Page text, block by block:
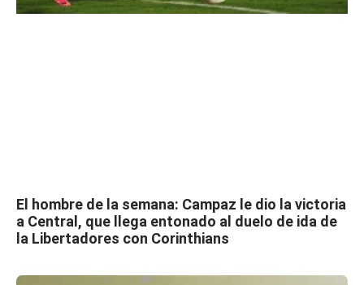
El hombre de la semana: Campaz le dio la victoria
a Central, que llega entonado al duelo de ida de
la Libertadores con Corinthians